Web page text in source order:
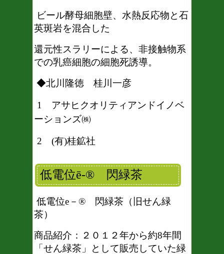
ビール酵母細胞壁、水熱反応物と石
英斑岩を混合した
還元性スラリーによる、非接触物系
での乳癌細胞の細胞死誘導。
◆北川隆徳 桂川一彦
1 アサヒクオリティアンドイノベ
ーションズ㈱
2 (有)桂鉱社
低電位ē-® 閃緑茶
低電位e－® 閃緑茶（旧せん緑
茶）
商品紹介：
２０１２年から約8年間
「せん緑茶」として販売していた緑